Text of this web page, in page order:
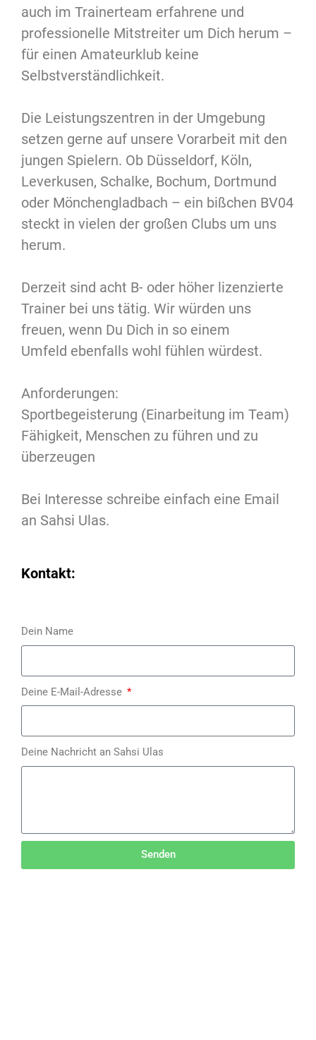
auch im Trainerteam erfahrene und
professionelle Mitstreiter um Dich herum –
für einen Amateurklub keine
Selbstverständlichkeit.
Die Leistungszentren in der Umgebung
setzen gerne auf unsere Vorarbeit mit den
jungen Spielern. Ob Düsseldorf, Köln,
Leverkusen, Schalke, Bochum, Dortmund
oder Mönchengladbach – ein bißchen BV04
steckt in vielen der großen Clubs um uns
herum.
Derzeit sind acht B- oder höher lizenzierte
Trainer bei uns tätig. Wir würden uns
freuen, wenn Du Dich in so einem
Umfeld ebenfalls wohl fühlen würdest.
Anforderungen:
Sportbegeisterung (Einarbeitung im Team)
Fähigkeit, Menschen zu führen und zu
überzeugen
Bei Interesse schreibe einfach eine Email
an Sahsi Ulas.
Kontakt:
Dein Name
Deine E-Mail-Adresse
Deine Nachricht an Sahsi Ulas
Senden